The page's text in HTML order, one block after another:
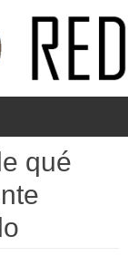
qué